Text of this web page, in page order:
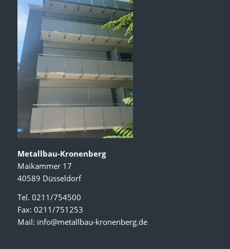
Metallbau-Kronenberg
Maikammer 17
40589 Düsseldorf
Tel. 0211/754500
Fax: 0211/751253
Mail: info@metallbau-kronenberg.de